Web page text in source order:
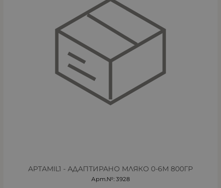
APTAMIL1 - АДАПТИРАНО МЛЯКО 0-6М 800ГР
Арт.№: 3928